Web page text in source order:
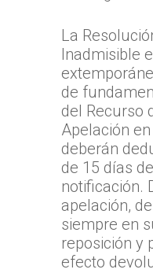
La
Inadmisible
de
del Recurso
Apelación
deberán
de 15 días
notificación.
apelación,
siempre en
reposición y
efecto